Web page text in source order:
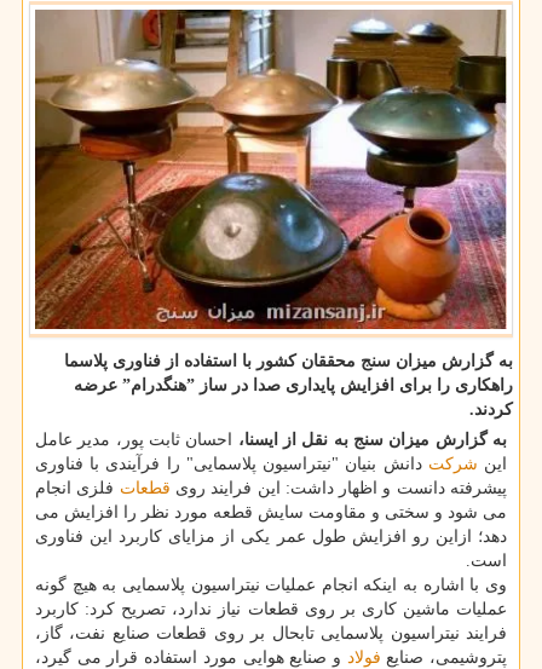
به گزارش میزان سنج محققان كشور با استفاده از فناوری پلاسما
راهكاری را برای افزایش پایداری صدا در ساز ˮهنگدرامˮ عرضه
كردند.
به گزارش میزان سنج به نقل از ایسنا،
احسان ثابت پور، مدیر عامل
این شركت دانش بنیان "نیتراسیون پلاسمایی" را فرآیندی با فناوری
پیشرفته دانست و اظهار داشت: این فرایند روی قطعات فلزی انجام
می شود و سختی و مقاومت سایش قطعه مورد نظر را افزایش می
دهد؛ ازاین رو افزایش طول عمر یكی از مزایای كاربرد این فناوری
است.
وی با اشاره به اینكه انجام عملیات نیتراسیون پلاسمایی به هیچ گونه
عملیات ماشین كاری بر روی قطعات نیاز ندارد، تصریح كرد: كاربرد
فرایند نیتراسیون پلاسمایی تابحال بر روی قطعات صنایع نفت، گاز،
پتروشیمی، صنایع فولاد و صنایع هوایی مورد استفاده قرار می گیرد،